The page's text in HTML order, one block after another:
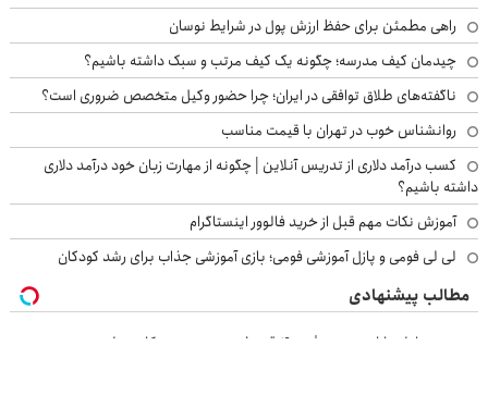
راهی مطمئن برای حفظ ارزش پول در شرایط نوسان
چیدمان کیف مدرسه؛ چگونه یک کیف مرتب و سبک داشته باشیم؟
ناگفته‌های طلاق توافقی در ایران؛ چرا حضور وکیل متخصص ضروری است؟
روانشناس خوب در تهران با قیمت مناسب
کسب درآمد دلاری از تدریس آنلاین | چگونه از مهارت زبان خود درآمد دلاری
داشته باشیم؟
آموزش نکات مهم قبل از خرید فالوور اینستاگرام
لی لی فومی و پازل آموزشی فومی؛ بازی آموزشی جذاب برای رشد کودکان
مطالب پیشنهادی
خرید موبایل با اسنپ پی | در ۴ قسط بدون سود و کارمزد!